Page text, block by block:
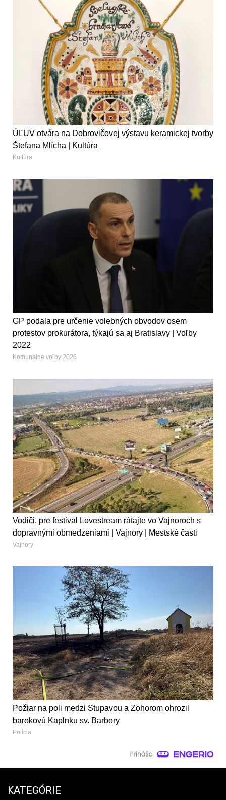
ÚĽUV otvára na Dobrovičovej výstavu keramickej tvorby
Štefana Mlícha | Kultúra
Kultúra
GP podala pre určenie volebných obvodov osem
protestov prokurátora, týkajú sa aj Bratislavy | Voľby
2022
Komunálne voľby 2026
Vodiči, pre festival Lovestream rátajte vo Vajnoroch s
dopravnými obmedzeniami | Vajnory | Mestské časti
Vajnory
Požiar na poli medzi Stupavou a Zohorom ohrozil
barokovú Kaplnku sv. Barbory
Polícia
KATEGÓRIE